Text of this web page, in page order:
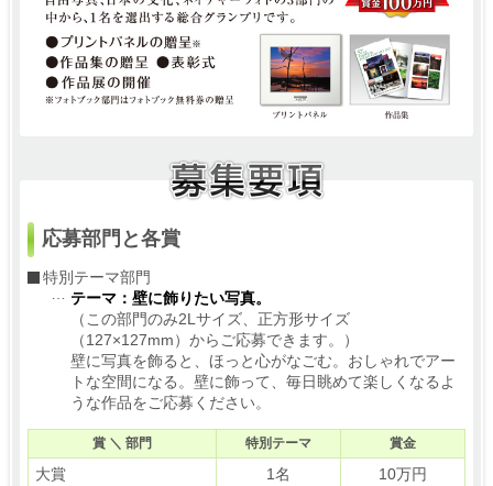
応募部門と各賞
特別テーマ部門
テーマ：壁に飾りたい写真。
（この部門のみ2Lサイズ、正方形サイズ
（127×127mm）からご応募できます。）
壁に写真を飾ると、ほっと心がなごむ。おしゃれでアー
トな空間になる。壁に飾って、毎日眺めて楽しくなるよ
うな作品をご応募ください。
賞 ＼ 部門 特別テーマ 賞金
大賞 1名
10万円